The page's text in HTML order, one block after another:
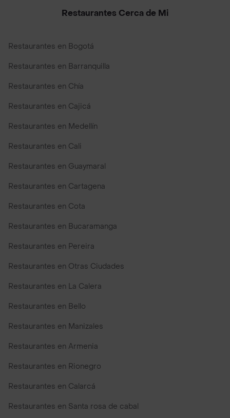
Restaurantes Cerca de Mi
Restaurantes en Bogotá
Restaurantes en Barranquilla
Restaurantes en Chía
Restaurantes en Cajicá
Restaurantes en Medellín
Restaurantes en Cali
Restaurantes en Guaymaral
Restaurantes en Cartagena
Restaurantes en Cota
Restaurantes en Bucaramanga
Restaurantes en Pereira
Restaurantes en Otras Ciudades
Restaurantes en La Calera
Restaurantes en Bello
Restaurantes en Manizales
Restaurantes en Armenia
Restaurantes en Rionegro
Restaurantes en Calarcá
Restaurantes en Santa rosa de cabal